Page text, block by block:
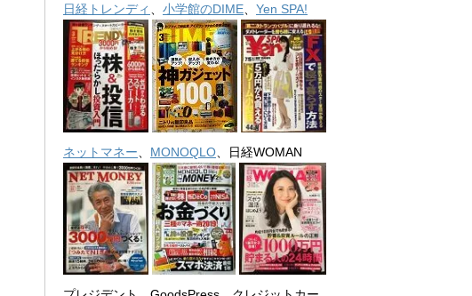
日経トレンディ 小学館のDIME Yen SPA!
ネットマネー MONOQLO 、日経WOMAN